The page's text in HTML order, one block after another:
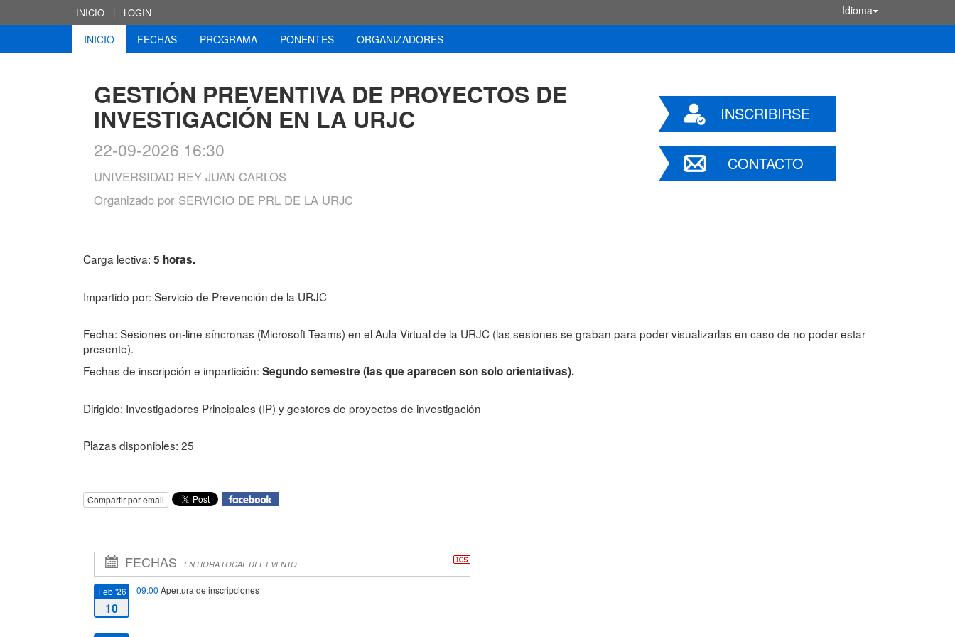
INICIO | LOGIN Idioma
INICIO FECHAS PROGRAMA PONENTES ORGANIZADORES
GESTIÓN PREVENTIVA DE PROYECTOS DE
INVESTIGACIÓN EN LA URJC
22-09-2026 16:30
UNIVERSIDAD REY JUAN CARLOS
Organizado por SERVICIO DE PRL DE LA URJC
INSCRIBIRSE
CONTACTO
Carga lectiva: 5 horas.
Impartido por: Servicio de Prevención de la URJC
Fecha: Sesiones on-line síncronas (Microsoft Teams) en el Aula Virtual de la URJC (las sesiones se graban para poder visualizarlas en caso de no poder estar
presente).
Fechas de inscripción e impartición: Segundo semestre (las que aparecen son solo orientativas).
Dirigido: Investigadores Principales (IP) y gestores de proyectos de investigación
Plazas disponibles: 25
Compartir por email
FECHAS EN HORA LOCAL DEL EVENTO
Feb '26
10
09:00 Apertura de inscripciones